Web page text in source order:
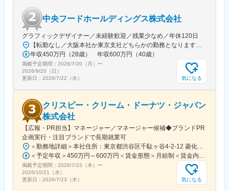
ちろんですが、待遇面なども改善することで、「ミナシアで働き
たい」という人が増えるよう試行錯誤していきます。
将来的には宿泊特化型ホテルにとどまらず、フルサービス型のホ
テルやリゾートホテルの運営への進出も考えております。
当社の事業拡大を支える仲間をお待ちしております！
変更の範囲：会社の定める業務
中央フードホールディングス株式会社
グラフィックデザイナー／未経験歓迎／残業少なめ／年休120日
【転勤なし／大阪本社か東京支社どちらかの勤務となります】★大阪本社大阪府大阪市福島区野田2-14-10★東京支社東京都千代田区丸の内1-1-3 日本生命丸の内ガーデンタワーB1※受動喫煙対策：敷地内禁煙
年収450万円（28歳） 年収600万円（40歳）
掲載予定期間： 2026/7/20（月） 〜
2026/9/20（日）
更新日： 2026/7/22（水） 気になる
クリスピー・クリーム・ドーナツ・ジャパン
株式会社
【広報・PR担当】マネージャー／マネージャー候補◆ブランドPR
企画実行・注目ブランドで長期就業可
＜勤務地詳細＞本社住所：東京都渋谷区千駄ヶ谷4-2-12 菱化代々木ビル7F受動喫煙対策：屋内全面禁煙変更の範囲：会社の定める事業所（リモートワーク含む）
＜予定年収＞450万円～600万円＜賃金形態＞月給制＜賃金内訳＞月額（基本給）：345,000円～460,000円＜月給＞345,000円～460,000円＜昇給有無＞有＜残業手当＞無＜給与補足＞※上記はあくまでも目安であり、前職考慮・習熟度等により異なります。■業績連動賞与あり賃金はあくまでも目安の金額であり、選考を通じて上下する可能性があります。月給(月額)は固定手当を含めた表記です。
掲載予定期間： 2026/7/23（木） 〜
2026/10/21（水）
更新日： 2026/7/23（木） 気になる